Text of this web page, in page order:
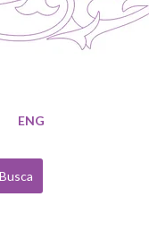
ENG